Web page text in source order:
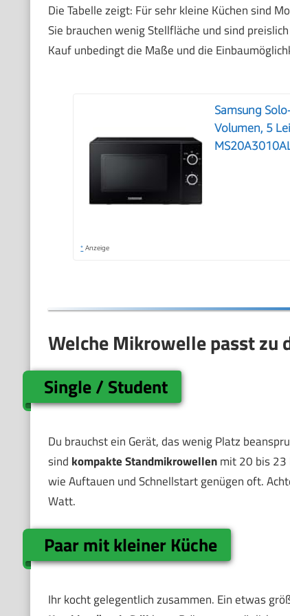
Die Tabelle zeigt: Für sehr kleine Küchen sind
Sie brauchen wenig Stellfläche und sind
Kauf unbedingt die Maße und die
Samsung
Volumen, 5
* Anzeige
Welche Mikrowelle passt zu
Single / Student
Du brauchst ein Gerät, das wenig Platz
sind kompakte Standmikrowellenmit 20 bis 23
wie Auftauen und Schnellstart genügen oft.
Watt.
Paar mit kleiner Küche
Ihr kocht gelegentlich zusammen. Ein etwas